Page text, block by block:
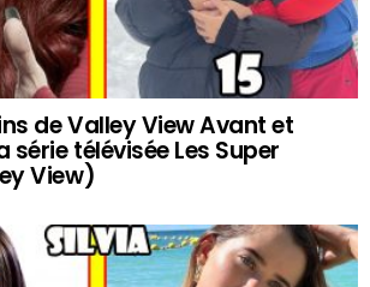
de Valley View Avant et
série télévisée Les Super
View)